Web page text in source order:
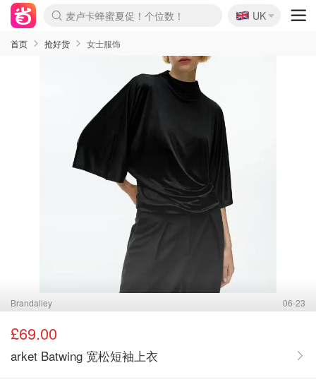
Prada/Miu 4.8折！
啥？必胜客披萨5折！
🇬🇧
UK
首页 抢好货 女士服饰
Brandalley 06-23
£69.00
arket Batwing 宽松短袖上衣